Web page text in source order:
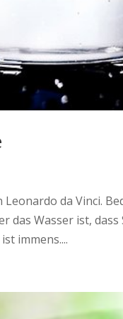
da Vinci.
das Wasser ist,
immens....